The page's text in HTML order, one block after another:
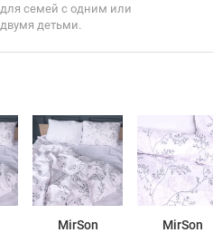
для семей с одним или
двумя детьми.
MirSon
MirSon